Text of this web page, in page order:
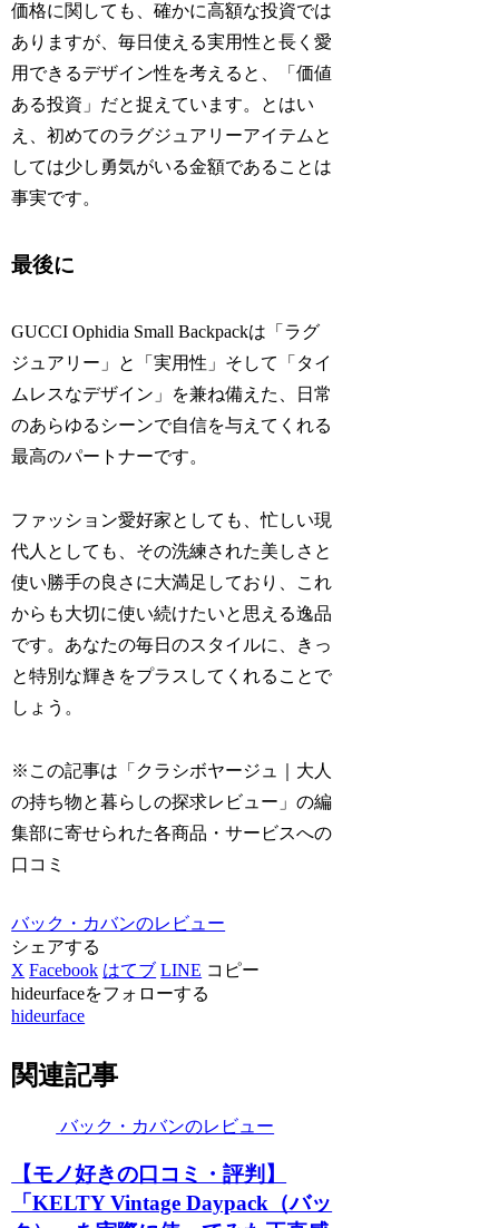
価格に関しても、確かに高額な投資では
ありますが、毎日使える実用性と長く愛
用できるデザイン性を考えると、「価値
ある投資」だと捉えています。とはい
え、初めてのラグジュアリーアイテムと
しては少し勇気がいる金額であることは
事実です。
最後に
GUCCI Ophidia Small Backpackは「ラグ
ジュアリー」と「実用性」そして「タイ
ムレスなデザイン」を兼ね備えた、日常
のあらゆるシーンで自信を与えてくれる
最高のパートナーです。
ファッション愛好家としても、忙しい現
代人としても、その洗練された美しさと
使い勝手の良さに大満足しており、これ
からも大切に使い続けたいと思える逸品
です。あなたの毎日のスタイルに、きっ
と特別な輝きをプラスしてくれることで
しょう。
※この記事は「クラシボヤージュ｜大人
の持ち物と暮らしの探求レビュー」の編
集部に寄せられた各商品・サービスへの
口コミ
バック・カバンのレビュー
シェアする
X Facebook はてブ LINE コピー
hideurfaceをフォローする
hideurface
関連記事
バック・カバンのレビュー
【モノ好きの口コミ・評判】
「KELTY Vintage Daypack（バッ